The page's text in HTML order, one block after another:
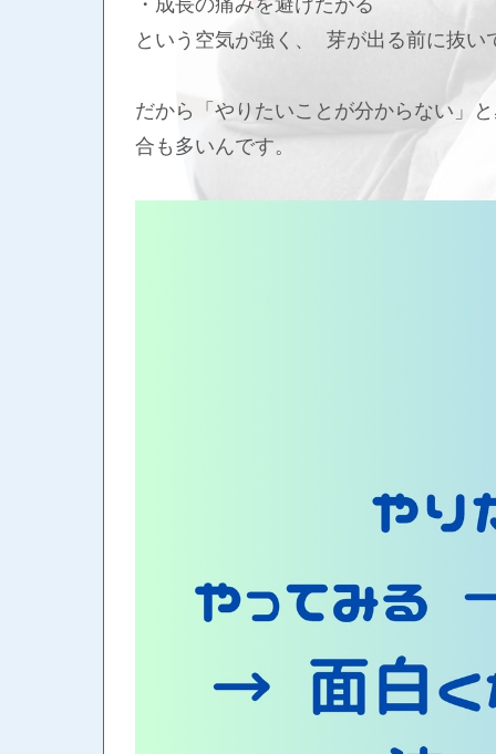
という空気が強く、 芽が出る前に抜い
だから「やりたいことが分からない」
合も多いんです。